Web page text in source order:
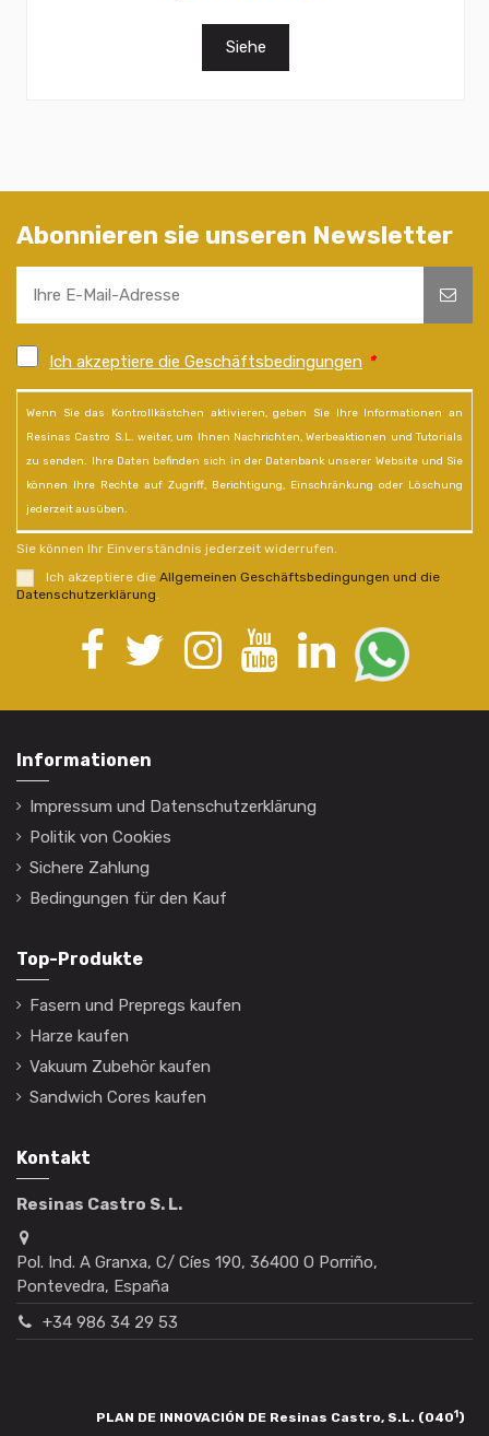
Siehe
Abonnieren sie unseren Newsletter
Ich akzeptiere die Geschäftsbedingungen *
Wenn Sie das Kontrollkästchen aktivieren, geben Sie Ihre Informationen an
Resinas Castro S.L. weiter, um Ihnen Nachrichten, Werbeaktionen und Tutorials
zu senden. Ihre Daten befinden sich in der Datenbank unserer Website und Sie
können Ihre Rechte auf Zugriff, Berichtigung, Einschränkung oder Löschung
jederzeit ausüben.
Sie können Ihr Einverständnis jederzeit widerrufen.
Ich akzeptiere die Allgemeinen Geschäftsbedingungen und die
Datenschutzerklärung.
Informationen
Impressum und Datenschutzerklärung
Politik von Cookies
Sichere Zahlung
Bedingungen für den Kauf
Top-Produkte
Fasern und Prepregs kaufen
Harze kaufen
Vakuum Zubehör kaufen
Sandwich Cores kaufen
Kontakt
Resinas Castro S. L.
Pol. Ind. A Granxa, C/ Cíes 190, 36400 O Porriño,
Pontevedra, España
+34 986 34 29 53
PLAN DE INNOVACIÓN DE Resinas Castro, S.L. (0401)